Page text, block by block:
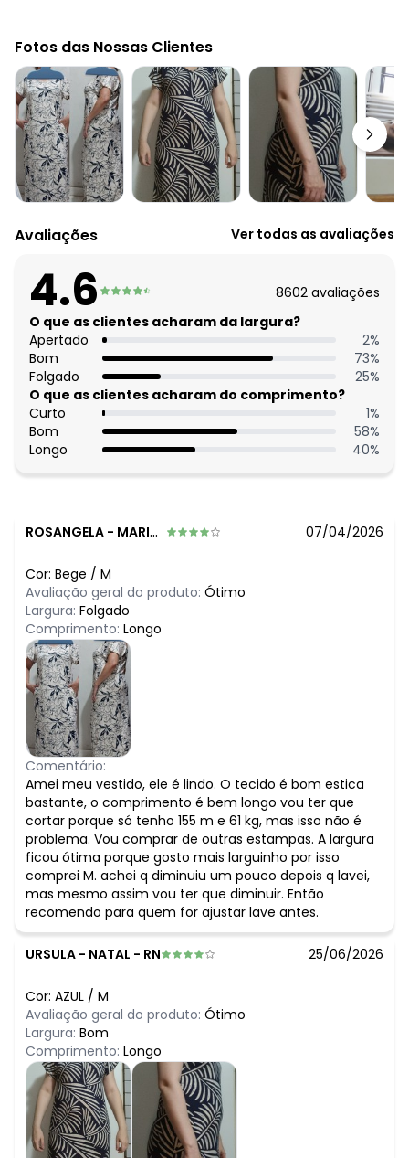
Modelagem: Ampla
Comprimento da manga: Curta
Modelo da manga: Ampla
Comprimento: Longo
Decote frente: V
Decote costas: Redondo
Complemento: Bolso lateral
Tecido: Malha de viscose com elastano 190g 96% viscose,
4% elastano meia malha
Uso casual: Sim
Fotos das Nossas Clientes
Avaliações Ver todas as avaliações
4.6 8602 avaliações
O que as clientes acharam da largura?
Apertado
2%
Bom
73%
Folgado
25%
O que as clientes acharam do comprimento?
Curto
1%
Bom
58%
Longo
40%
ROSANGELA - MARIANOPOLIS DO TOCANTINS - TO 07/04/2026
Cor: Bege / M
Avaliação geral do produto: Ótimo
Largura: Folgado
Comprimento: Longo
Comentário:
Amei meu vestido, ele é lindo. O tecido é bom estica
bastante, o comprimento é bem longo vou ter que
cortar porque só tenho 155 m e 61 kg, mas isso não é
problema. Vou comprar de outras estampas. A largura
ficou ótima porque gosto mais larguinho por isso
comprei M. achei q diminuiu um pouco depois q lavei,
mas mesmo assim vou ter que diminuir. Então
recomendo para quem for ajustar lave antes.
URSULA - NATAL - RN 25/06/2026
Cor: AZUL / M
Avaliação geral do produto: Ótimo
Largura: Bom
Comprimento: Longo